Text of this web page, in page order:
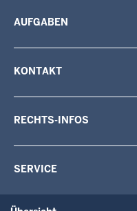
AUFGABEN
KONTAKT
RECHTS-INFOS
SERVICE